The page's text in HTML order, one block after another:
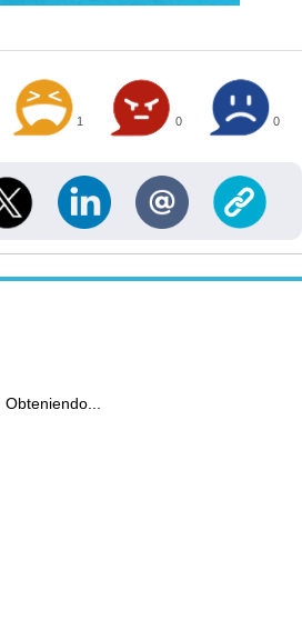
1 0 0
Obteniendo...